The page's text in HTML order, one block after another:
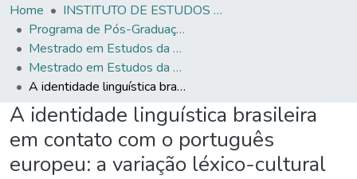
Home
INSTITUTO DE ESTUDOS DA LINGUAGEM
Programa de Pós-Graduação em Estudos da Linguagem (PPGEL)
Mestrado em Estudos da Linguagem - PPGEL
Mestrado em Estudos da Linguagem - PPGEL
A identidade linguística brasileira em contato com o português europeu: a variação léxico-cultural
A identidade linguística brasileira
em contato com o português
europeu: a variação léxico-cultural